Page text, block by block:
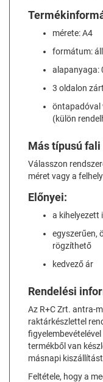
mérete: A4
formátum:
alapanyaga:
3 oldalon zárt
öntapadóval
(külön
Más típusú
Válasszon
méret vagy a
Előnyei:
a kihelyezett
egyszerűen,
rögzíthető
kedvező ár
Rendelési
Az R+C Zrt. antra-
raktárkészlettel
termékből van
másnapi
Feltétele, hogy a